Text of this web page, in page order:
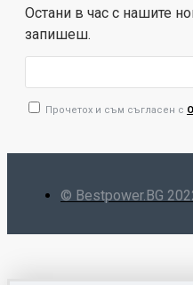
Остани в час с нашите
запишеш.
Прочетох и съм съгласен с
© Bestpower.BG